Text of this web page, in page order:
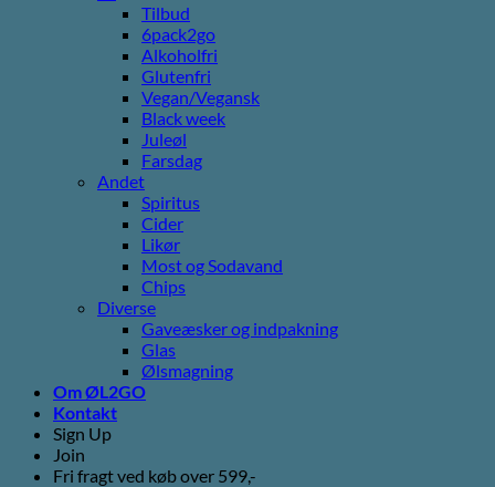
Tilbud
6pack2go
Alkoholfri
Glutenfri
Vegan/Vegansk
Black week
Juleøl
Farsdag
Andet
Spiritus
Cider
Likør
Most og Sodavand
Chips
Diverse
Gaveæsker og indpakning
Glas
Ølsmagning
Om ØL2GO
Kontakt
Sign Up
Join
Fri fragt ved køb over 599,-